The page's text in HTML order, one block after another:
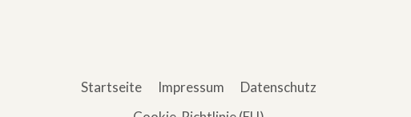
Startseite Impressum
Datenschutz